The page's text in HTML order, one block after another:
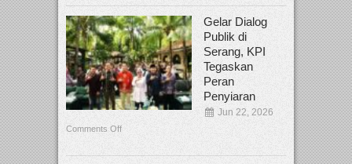
Gelar Dialog
Publik di
Serang, KPI
Tegaskan
Peran
Penyiaran
Jun 22, 2026
Comments Off